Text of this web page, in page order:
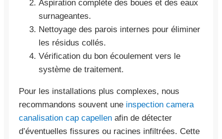
Aspiration complète des boues et des eaux
surnageantes.
Nettoyage des parois internes pour éliminer
les résidus collés.
Vérification du bon écoulement vers le
système de traitement.
Pour les installations plus complexes, nous
recommandons souvent une inspection camera
canalisation cap capellen afin de détecter
d’éventuelles fissures ou racines infiltrées. Cette